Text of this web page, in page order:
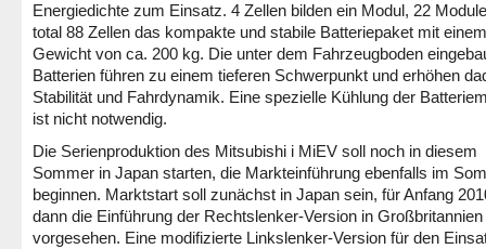
Energiedichte zum Einsatz. 4 Zellen bilden ein Modul, 22
total 88 Zellen das kompakte und stabile Batteriepaket mit einem
Gewicht von ca. 200 kg. Die unter dem Fahrzeugboden
Batterien führen zu einem tieferen Schwerpunkt und erhöhen
Stabilität und Fahrdynamik. Eine spezielle Kühlung der
ist nicht notwendig.
Die Serienproduktion des Mitsubishi i MiEV soll noch in diesem
Sommer in Japan starten, die Markteinführung ebenfalls im
beginnen. Marktstart soll zunächst in Japan sein, für Anfang
dann die Einführung der Rechtslenker-Version in Großbritannien
vorgesehen. Eine modifizierte Linkslenker-Version für den